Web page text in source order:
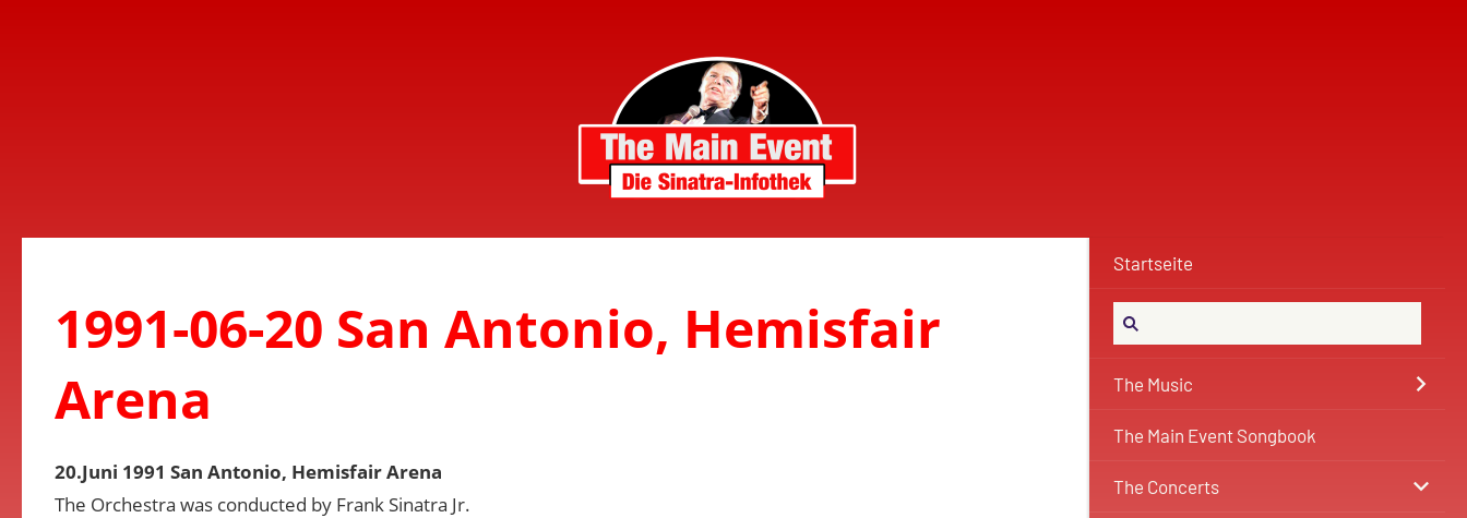
Startseite
The Music
The Main Event Songbook
The Concerts
1991-06-20 San Antonio, Hemisfair
Arena
20.Juni 1991 San Antonio, Hemisfair Arena
The Orchestra was conducted by Frank Sinatra Jr.